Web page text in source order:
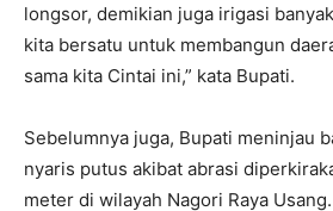
longsor, demikian juga irigasi
kita bersatu untuk membangun
sama kita Cintai ini,” kata Bupati.
Sebelumnya juga, Bupati meninjau
nyaris putus akibat abrasi
meter di wilayah Nagori Raya Usang.